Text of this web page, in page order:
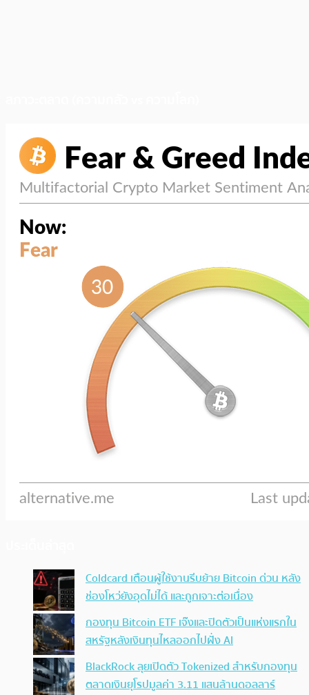
Coldcard เตือนผู้ใช้งานรีบย้าย Bitcoin ด่วน หลัง
ช่องโหว่ยังอุดไม่ได้ และถูกเจาะต่อเนื่อง
กองทุน Bitcoin ETF เจ๊งและปิดตัวเป็นแห่งแรกใน
สหรัฐหลังเงินทุนไหลออกไปฝั่ง AI
BlackRock ลุยเปิดตัว Tokenized สำหรับกองทุน
ตลาดเงินยุโรปมูลค่า 3.11 แสนล้านดอลลาร์